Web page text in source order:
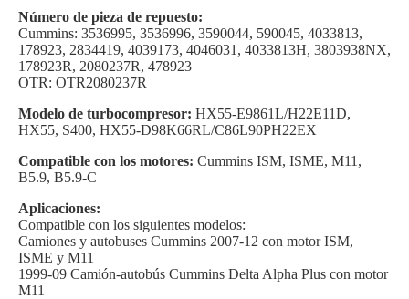
Número de pieza de repuesto:
Cummins: 3536995, 3536996, 3590044, 590045, 4033813,
178923, 2834419, 4039173, 4046031, 4033813H, 3803938NX,
178923R, 2080237R, 478923
OTR: OTR2080237R
Modelo de turbocompresor: HX55-E9861L/H22E11D,
HX55, S400, HX55-D98K66RL/C86L90PH22EX
Compatible con los motores: Cummins ISM, ISME, M11,
B5.9, B5.9-C
Aplicaciones:
Compatible con los siguientes modelos:
Camiones y autobuses Cummins 2007-12 con motor ISM,
ISME y M11
1999-09 Camión-autobús Cummins Delta Alpha Plus con motor
M11